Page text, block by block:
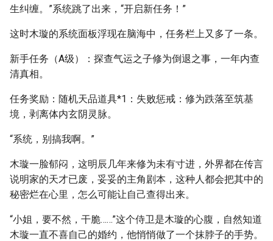
生纠缠。”系统跳了出来，“开启新任务！”
这时木璇的系统面板浮现在脑海中，任务栏上又多了一条。
新手任务（A级）：探查气运之子修为倒退之事，一年内查
清真相。
任务奖励：随机天品道具*1：失败惩戒：修为跌落至筑基
境，剥离体内玄阴灵脉。
“系统，别搞我啊。”
木璇一脸郁闷，这明辰几年来修为未有寸进，外界都在传言
说明家的天才已废，妥妥的主角剧本，这种人都会把其中的
秘密烂在心里，怎么可能让自己查得出来。
“小姐，要不然，干脆……”这个侍卫是木璇的心腹，自然知道
木璇一直不喜自己的婚约，他悄悄做了一个抹脖子的手势。